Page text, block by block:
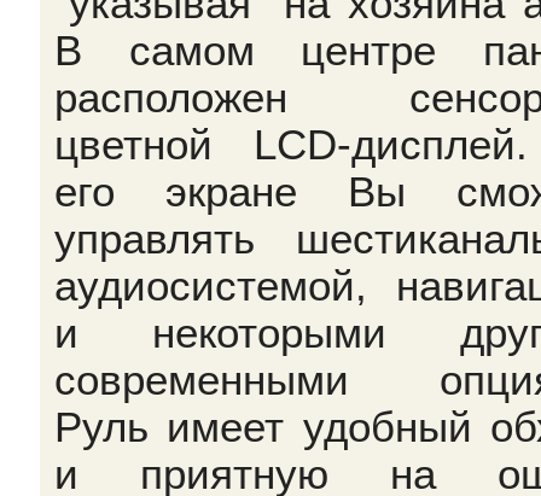
В самом центре
расположен
цветной LCD-
его экране Вы
управлять
аудиосистемой,
и некоторыми
современными
Руль имеет удобный
и приятную на